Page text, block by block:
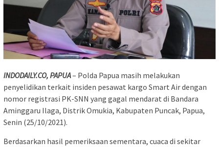
INDODAILY.CO, PAPUA– Polda Papua masih melakukan
penyelidikan terkait insiden pesawat kargo Smart Air dengan
nomor registrasi PK-SNN yang gagal mendarat di Bandara
Aminggaru Ilaga, Distrik Omukia, Kabupaten Puncak, Papua,
Senin (25/10/2021).
Berdasarkan hasil pemeriksaan sementara, cuaca di sekitar